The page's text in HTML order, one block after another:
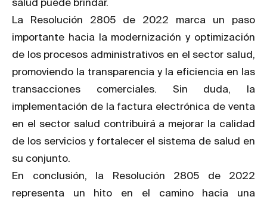
salud puede brindar.
La Resolución 2805 de 2022 marca un paso
importante hacia la modernización y optimización
de los procesos administrativos en el sector salud,
promoviendo la transparencia y la eficiencia en las
transacciones comerciales. Sin duda, la
implementación de la factura electrónica de venta
en el sector salud contribuirá a mejorar la calidad
de los servicios y fortalecer el sistema de salud en
su conjunto.
En conclusión, la Resolución 2805 de 2022
representa un hito en el camino hacia una